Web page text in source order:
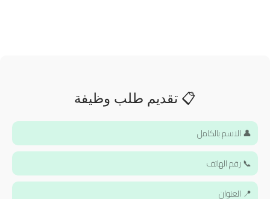
📋 تقديم طلب وظيفة